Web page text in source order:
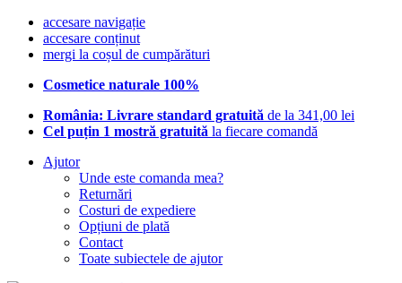
accesare navigație
accesare conținut
mergi la coșul de cumpărături
Cosmetice naturale 100%
România: Livrare standard gratuită de la 341,00 lei
Cel puțin 1 mostră gratuită la fiecare comandă
Ajutor
Unde este comanda mea?
Returnări
Costuri de expediere
Opțiuni de plată
Contact
Toate subiectele de ajutor